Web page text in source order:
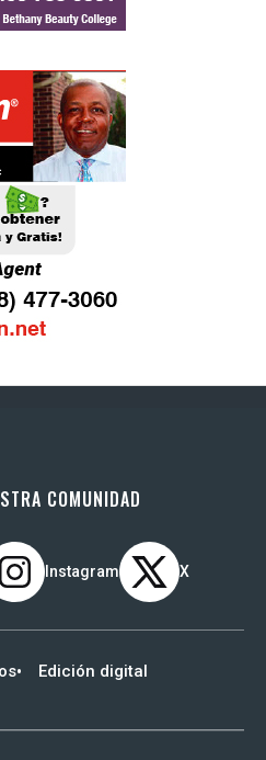
COMUNIDAD
Instagram X
Edición digital